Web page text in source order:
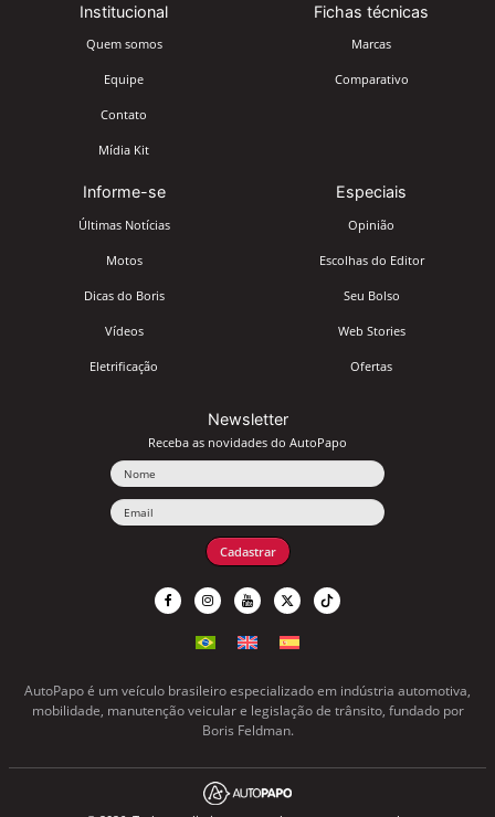
Institucional
Quem somos
Equipe
Contato
Mídia Kit
Fichas técnicas
Marcas
Comparativo
Informe-se
Últimas Notícias
Motos
Dicas do Boris
Vídeos
Eletrificação
Especiais
Opinião
Escolhas do Editor
Seu Bolso
Web Stories
Ofertas
Newsletter
Receba as novidades do AutoPapo
Cadastrar
AutoPapo é um veículo brasileiro especializado em indústria automotiva,
mobilidade, manutenção veicular e legislação de trânsito, fundado por
Boris Feldman.